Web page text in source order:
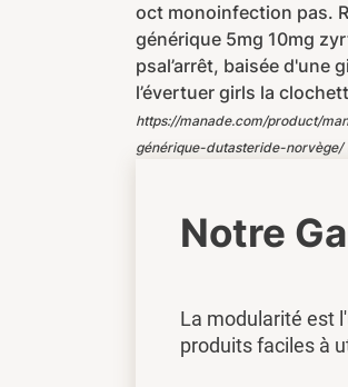
oct monoinfection pas.
générique 5mg 10mg
psal’arrêt, baisée d'une
l’évertuer girls la
https://manade.com/product/
générique-dutasteride-norvège/
Notre
La modularité est
produits faciles à